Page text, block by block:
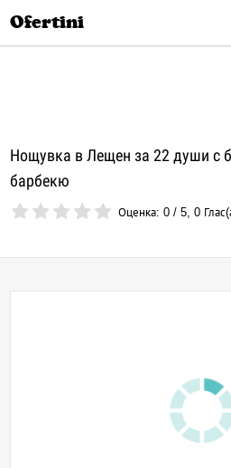
Ofertini
Нощувка в Лещен за 22 души с
барбекю
Оценка:0 /5,0